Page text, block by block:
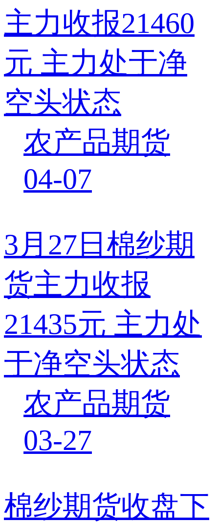
主力收报21460
元 主力处于净
空头状态
农产品期货
04-07
3月27日棉纱期
货主力收报
21435元 主力处
于净空头状态
农产品期货
03-27
棉纱期货收盘下